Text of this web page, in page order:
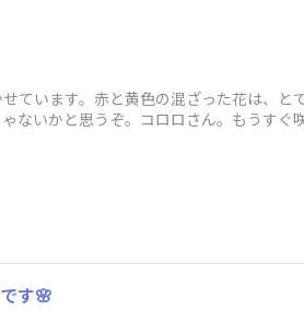
ています。赤と黄色の混ざった花は、
ないかと思うぞ。コロロさん。​もうすぐ
す🌸